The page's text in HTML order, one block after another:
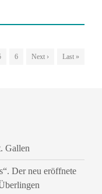
6 Next › Last »
Gallen
Der neu eröffnete